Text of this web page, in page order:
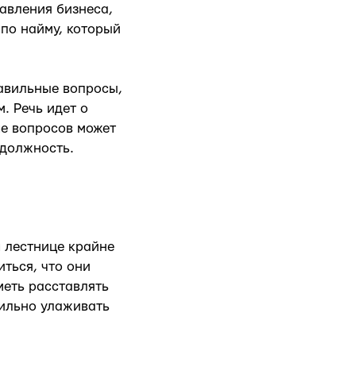
бизнеса,
найму, который
вопросы,
Речь идет о
вопросов может
крайне
что они
расставлять
улаживать